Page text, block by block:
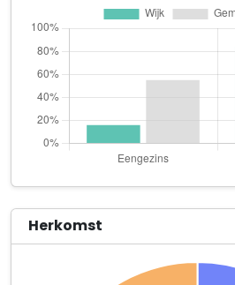
Bureau Lagro B.V.
Christian Lukes
Coachbureau Thomas
Verlengde Nieuwstraat 29
deB
Herkomst